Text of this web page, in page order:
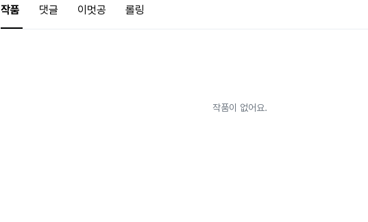
작품 댓글 이멋공 롤링
작품이 없어요.